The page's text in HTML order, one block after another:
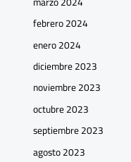
febrero 2024
enero 2024
diciembre 2023
noviembre 2023
octubre 2023
septiembre 2023
agosto 2023